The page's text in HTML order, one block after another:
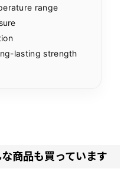
range
lasting strength
商品も買っています